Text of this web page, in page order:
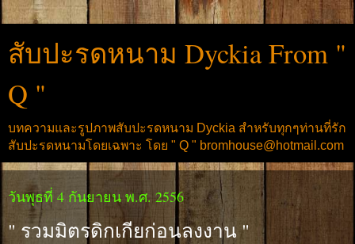
สับปะรดหนาม Dyckia From "
Q "
บทความและรูปภาพสับปะรดหนาม Dyckia สำหรับทุกๆท่านที่รัก
สับปะรดหนามโดยเฉพาะ โดย " Q " bromhouse@hotmail.com
วันพุธที่ 4 กันยายน พ.ศ. 2556
" รวมมิตรดิกเกียก่อนลงงาน "